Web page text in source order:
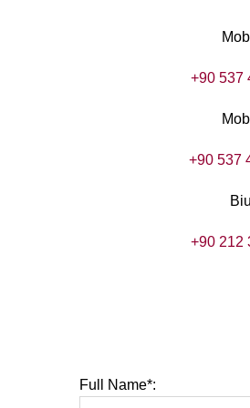
+90 537
+90 537
+90 212
Full Name*: